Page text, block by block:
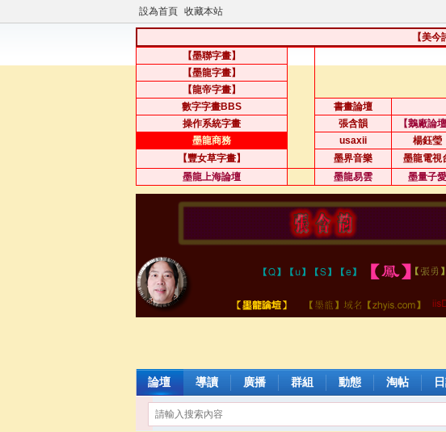
設為首頁 收藏本站
【美
【墨聯字畫】
【墨龍字畫】
【龍帝字畫】
數字字畫BBS
書畫論壇
操作系統字畫
張含韻 【鵝廠論壇
墨龍商務
usaxii 楊鈺瑩
【豐女草字畫】
墨界音樂 墨龍電視
墨龍上海論壇
墨龍易雲 墨量子愛
論壇 導讀 廣播 群組 動態 淘帖